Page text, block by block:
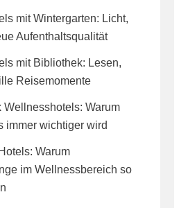
mit Wintergarten: Licht,
Aufenthaltsqualität
mit Bibliothek: Lesen,
Reisemomente
Wellnesshotels: Warum
immer wichtiger wird
Warum
im Wellnessbereich so